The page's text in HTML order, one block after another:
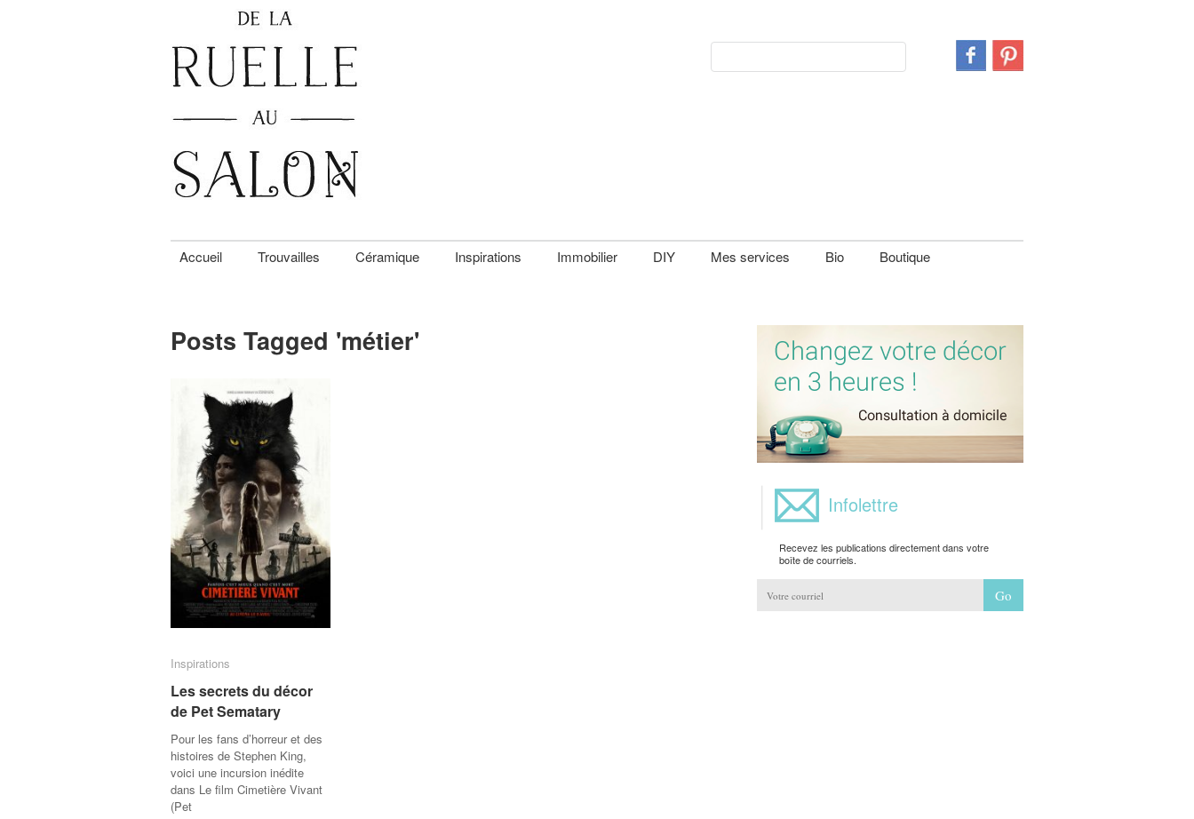
Accueil Trouvailles Céramique Inspirations Immobilier DIY Mes services Bio Boutique
Posts Tagged 'métier'
Inspirations
Les secrets du décor
de Pet Sematary
Pour les fans d’horreur et des
histoires de Stephen King,
voici une incursion inédite
dans Le film Cimetière Vivant
(Pet
Inspirations
Les secrets du décor
de Pet Sematary
Infolettre
Recevez les publications directement dans votre
boîte de courriels.